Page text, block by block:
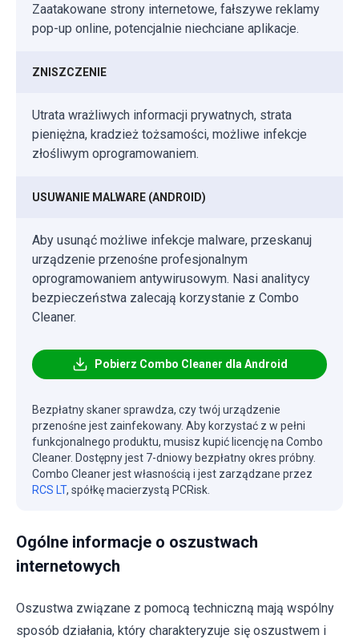
Zaatakowane strony internetowe, fałszywe reklamy
pop-up online, potencjalnie niechciane aplikacje.
ZNISZCZENIE
Utrata wrażliwych informacji prywatnych, strata
pieniężna, kradzież tożsamości, możliwe infekcje
złośliwym oprogramowaniem.
USUWANIE MALWARE (ANDROID)
Aby usunąć możliwe infekcje malware, przeskanuj
urządzenie przenośne profesjonalnym
oprogramowaniem antywirusowym. Nasi analitycy
bezpieczeństwa zalecają korzystanie z Combo
Cleaner.
Pobierz Combo Cleaner dla Android
Bezpłatny skaner sprawdza, czy twój urządzenie
przenośne jest zainfekowany. Aby korzystać z w pełni
funkcjonalnego produktu, musisz kupić licencję na Combo
Cleaner. Dostępny jest 7-dniowy bezpłatny okres próbny.
Combo Cleaner jest własnością i jest zarządzane przez
RCS LT, spółkę macierzystą PCRisk.
Ogólne informacje o oszustwach
internetowych
Oszustwa związane z pomocą techniczną mają wspólny
sposób działania, który charakteryzuje się oszustwem i